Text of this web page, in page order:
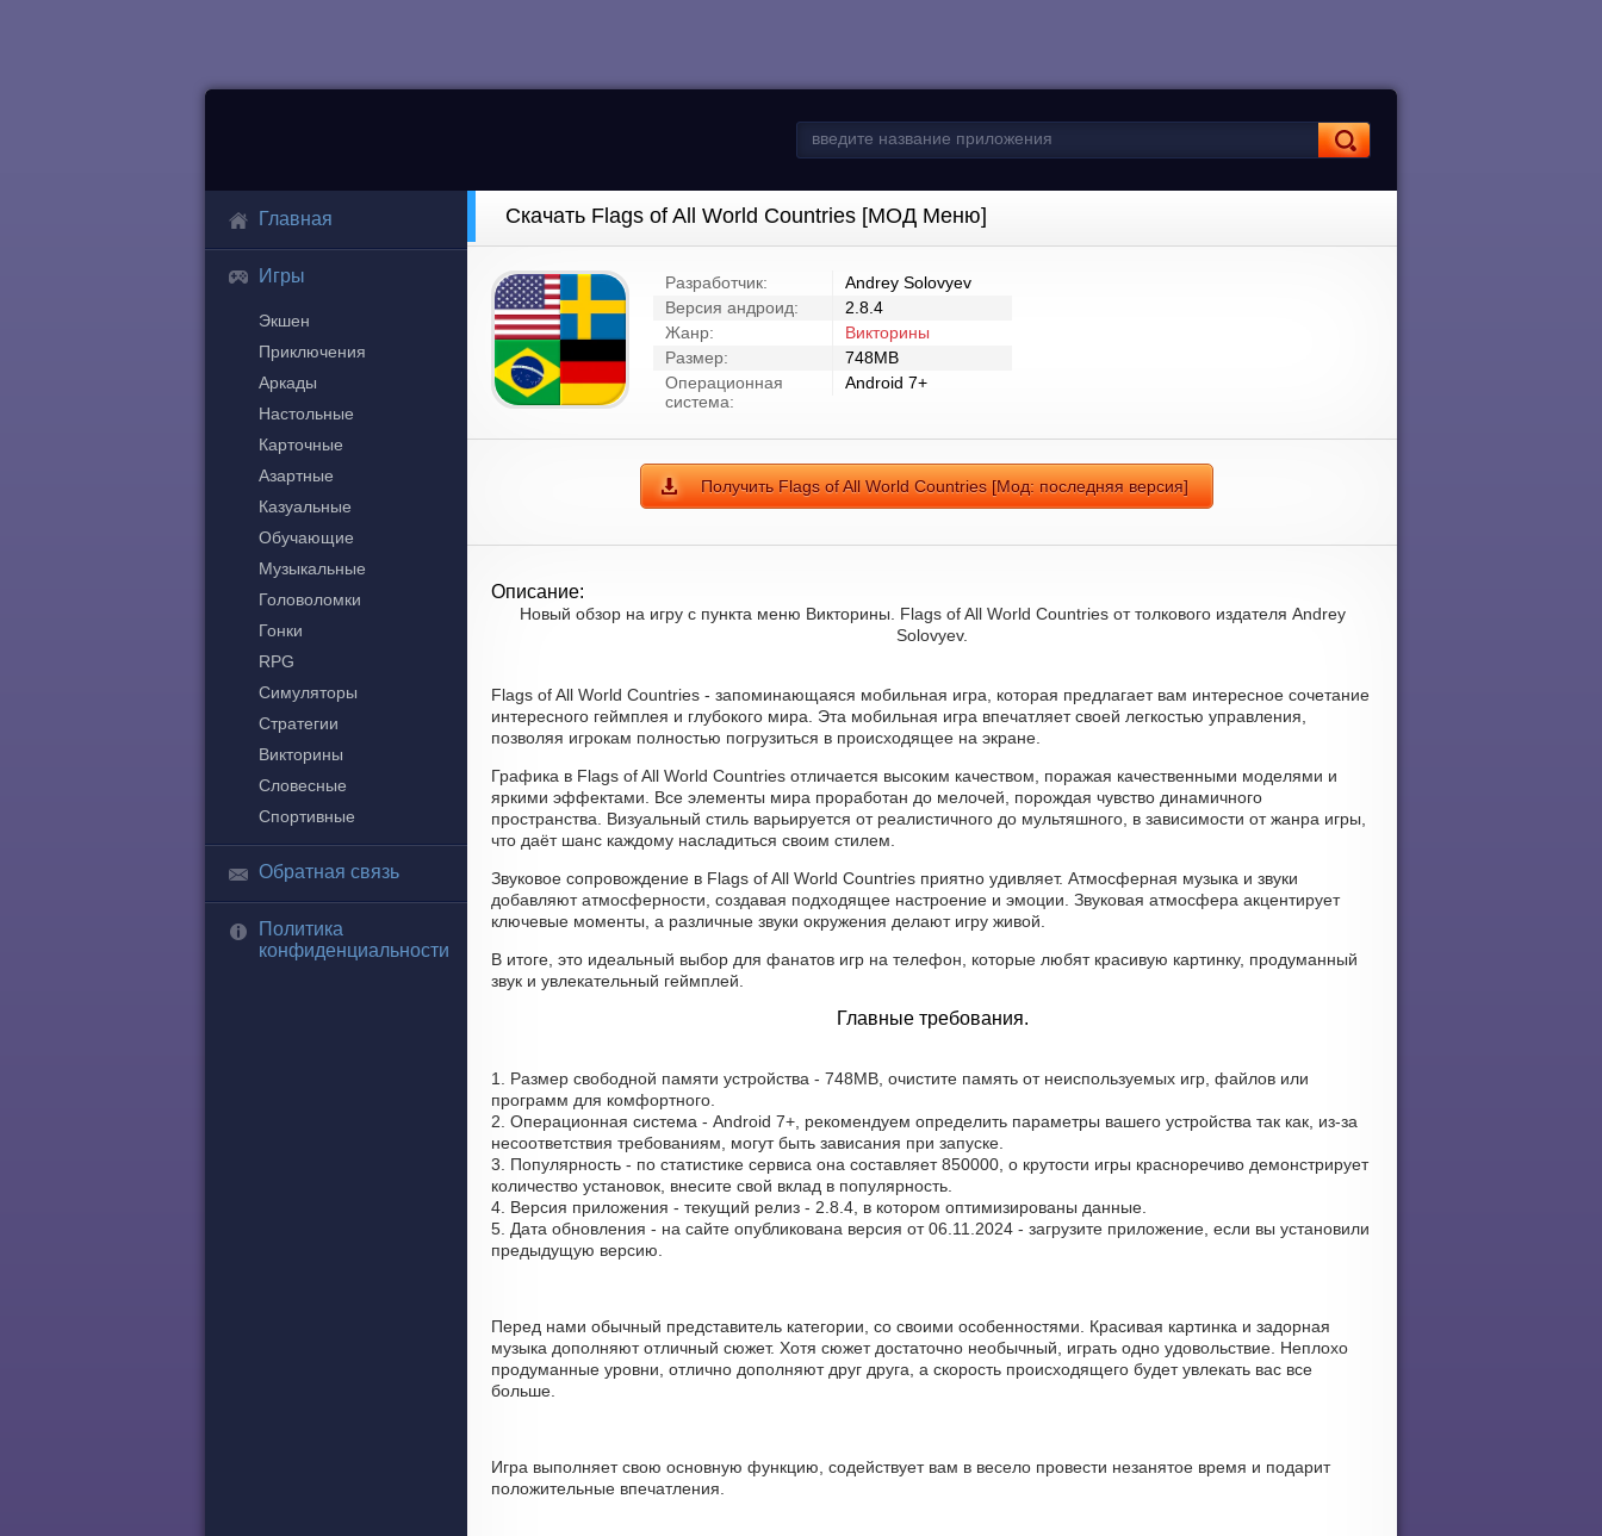
Главная
Игры
Экшен
Приключения
Аркады
Настольные
Карточные
Азартные
Казуальные
Обучающие
Музыкальные
Головоломки
Гонки
RPG
Симуляторы
Стратегии
Викторины
Словесные
Спортивные
Обратная связь
Политика
конфиденциальности
Скачать Flags of All World Countries [МОД Меню]
Разработчик:
Andrey Solovyev
Версия андроид:
2.8.4
Жанр:
Викторины
Размер:
748MB
Операционная
система:
Android 7+
Получить Flags of All World Countries [Мод: последняя версия]
Описание:
Новый обзор на игру с пункта меню Викторины. Flags of All World Countries от толкового издателя Andrey
Solovyev.
Flags of All World Countries - запоминающаяся мобильная игра, которая предлагает вам интересное сочетание
интересного геймплея и глубокого мира. Эта мобильная игра впечатляет своей легкостью управления,
позволяя игрокам полностью погрузиться в происходящее на экране.
Графика в Flags of All World Countries отличается высоким качеством, поражая качественными моделями и
яркими эффектами. Все элементы мира проработан до мелочей, порождая чувство динамичного
пространства. Визуальный стиль варьируется от реалистичного до мультяшного, в зависимости от жанра игры,
что даёт шанс каждому насладиться своим стилем.
Звуковое сопровождение в Flags of All World Countries приятно удивляет. Атмосферная музыка и звуки
добавляют атмосферности, создавая подходящее настроение и эмоции. Звуковая атмосфера акцентирует
ключевые моменты, а различные звуки окружения делают игру живой.
В итоге, это идеальный выбор для фанатов игр на телефон, которые любят красивую картинку, продуманный
звук и увлекательный геймплей.
Главные требования.
1. Размер свободной памяти устройства - 748MB, очистите память от неиспользуемых игр, файлов или
программ для комфортного.
2. Операционная система - Android 7+, рекомендуем определить параметры вашего устройства так как, из-за
несоответствия требованиям, могут быть зависания при запуске.
3. Популярность - по статистике сервиса она составляет 850000, о крутости игры красноречиво демонстрирует
количество установок, внесите свой вклад в популярность.
4. Версия приложения - текущий релиз - 2.8.4, в котором оптимизированы данные.
5. Дата обновления - на сайте опубликована версия от 06.11.2024 - загрузите приложение, если вы установили
предыдущую версию.
Перед нами обычный представитель категории, со своими особенностями. Красивая картинка и задорная
музыка дополняют отличный сюжет. Хотя сюжет достаточно необычный, играть одно удовольствие. Неплохо
продуманные уровни, отлично дополняют друг друга, а скорость происходящего будет увлекать вас все
больше.
Игра выполняет свою основную функцию, содействует вам в весело провести незанятое время и подарит
положительные впечатления.